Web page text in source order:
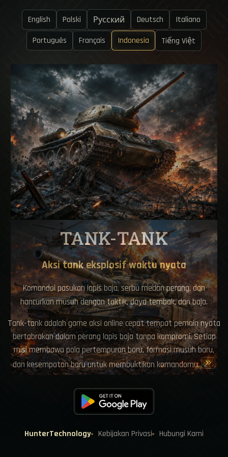
English Polski Русский Deutsch
Italiano
Português
Français Indonesia Tiếng Việt
TANK-TANK
Aksi tank eksplosif waktu nyata
Komandoi pasukan lapis baja, serbu medan perang, dan
hancurkan musuh dengan taktik, daya tembak, dan baja.
Tank-tank adalah game aksi online cepat tempat pemain nyata
bertabrakan dalam perang lapis baja tanpa kompromi. Setiap
misi membawa pola pertempuran baru, formasi musuh baru,
dan kesempatan baru untuk membuktikan komandomu. keyboard_double_arrow_right
HunterTechnology Kebijakan Privasi Hubungi Kami